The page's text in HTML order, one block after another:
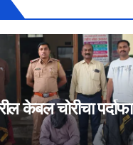
केबल चोरीचा